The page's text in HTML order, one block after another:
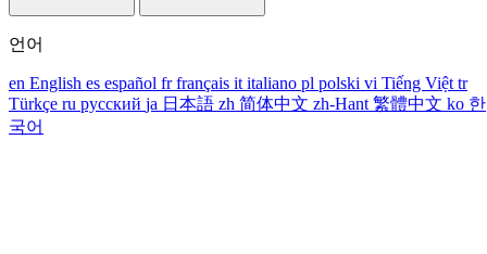
언어
en English es español fr français it italiano pl polski vi Tiếng Việt tr
Türkçe ru русский ja 日本語 zh 简体中文 zh-Hant 繁體中文 ko 한
국어